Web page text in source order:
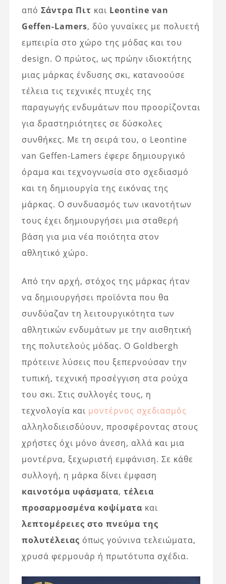
από Σάντρα Πιτ και Leontine van
Geffen-Lamers, δύο γυναίκες με πολυετή
εμπειρία στο χώρο της μόδας και του
design. Ο πρώτος, ως πρώην ιδιοκτήτης
μιας μάρκας ένδυσης σκι, κατανοούσε
τέλεια τις τεχνικές πτυχές της
παραγωγής ενδυμάτων που προορίζονται
για δραστηριότητες σε δύσκολες
συνθήκες. Με τη σειρά του, ο Leontine
van Geffen-Lamers έφερε δημιουργικό
όραμα και τεχνογνωσία στο σχεδιασμό
και τη δημιουργία της εικόνας της
μάρκας. Ο συνδυασμός των ικανοτήτων
τους έχει δημιουργήσει μια σταθερή
βάση για μια νέα ποιότητα στον
αθλητικό χώρο.
Από την αρχή, στόχος της μάρκας ήταν
να δημιουργήσει προϊόντα που θα
συνδύαζαν τη λειτουργικότητα των
αθλητικών ενδυμάτων με την αισθητική
της πολυτελούς μόδας. Ο Goldbergh
πρότεινε λύσεις που ξεπερνούσαν την
τυπική, τεχνική προσέγγιση στα ρούχα
του σκι. Στις συλλογές τους, η
τεχνολογία και μοντέρνος σχεδιασμός
αλληλοδιεισδύουν, προσφέροντας στους
χρήστες όχι μόνο άνεση, αλλά και μια
μοντέρνα, ξεχωριστή εμφάνιση. Σε κάθε
συλλογή, η μάρκα δίνει έμφαση
καινοτόμα υφάσματα, τέλεια
προσαρμοσμένα κοψίματα και
λεπτομέρειες στο πνεύμα της
πολυτέλειας όπως γούνινα τελειώματα,
χρυσά φερμουάρ ή πρωτότυπα σχέδια.